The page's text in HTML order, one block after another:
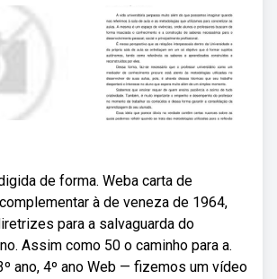
de forma. Weba carta de
à de veneza de 1964,
para a salvaguarda do
Assim como 50 o caminho para a.
ano, 4º ano Web — fizemos um vídeo